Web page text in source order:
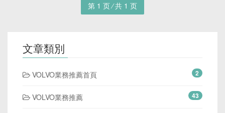
第 1 页 ⁄ 共 1 页
文章類別
VOLVO業務推薦首頁 2
VOLVO業務推薦 43